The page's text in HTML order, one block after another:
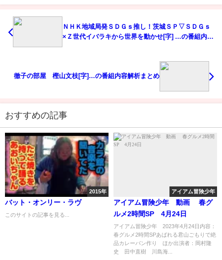
ＮＨＫ地域局発ＳＤＧｓ推し！茨城ＳＰ▽ＳＤＧｓ
×Ｚ世代イバラキから世界を動かせ[字] …の番組内容
徹子の部屋 樫山文枝[字]…の番組内容解析まとめ
おすすめの記事
2015年
バット・オンリー・ラヴ
このサイトの記事を見る...
アイアム冒険少年
アイアム冒険少年 動画 春グ
ルメ2時間SP 4月24日
アイアム冒険少年 2023年4月24日内容：
春グルメ2時間SPあばれる君山ごもりで絶
品カレーパン作り ほか出演者：岡村隆
史 田中直樹 川島海...